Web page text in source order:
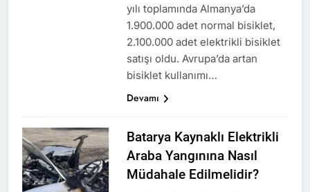
yılı toplamında Almanya’da
1.900.000 adet normal bisiklet,
2.100.000 adet elektrikli bisiklet
satışı oldu. Avrupa’da artan
bisiklet kullanımı…
Devamı
Batarya Kaynaklı Elektrikli
Araba Yangınına Nasıl
Müdahale Edilmelidir?